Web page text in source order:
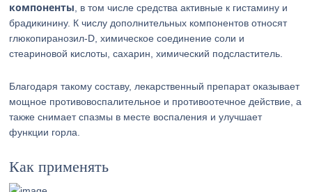
компоненты , в том числе средства активные к гистамину и
брадикинину. К числу дополнительных компонентов относят
глюкопиранозил-D, химическое соединение соли и
стеариновой кислоты, сахарин, химический подсластитель.
Благодаря такому составу, лекарственный препарат оказывает
мощное противовоспалительное и противоотечное действие, а
также снимает спазмы в месте воспаления и улучшает
функции горла.
Как применять